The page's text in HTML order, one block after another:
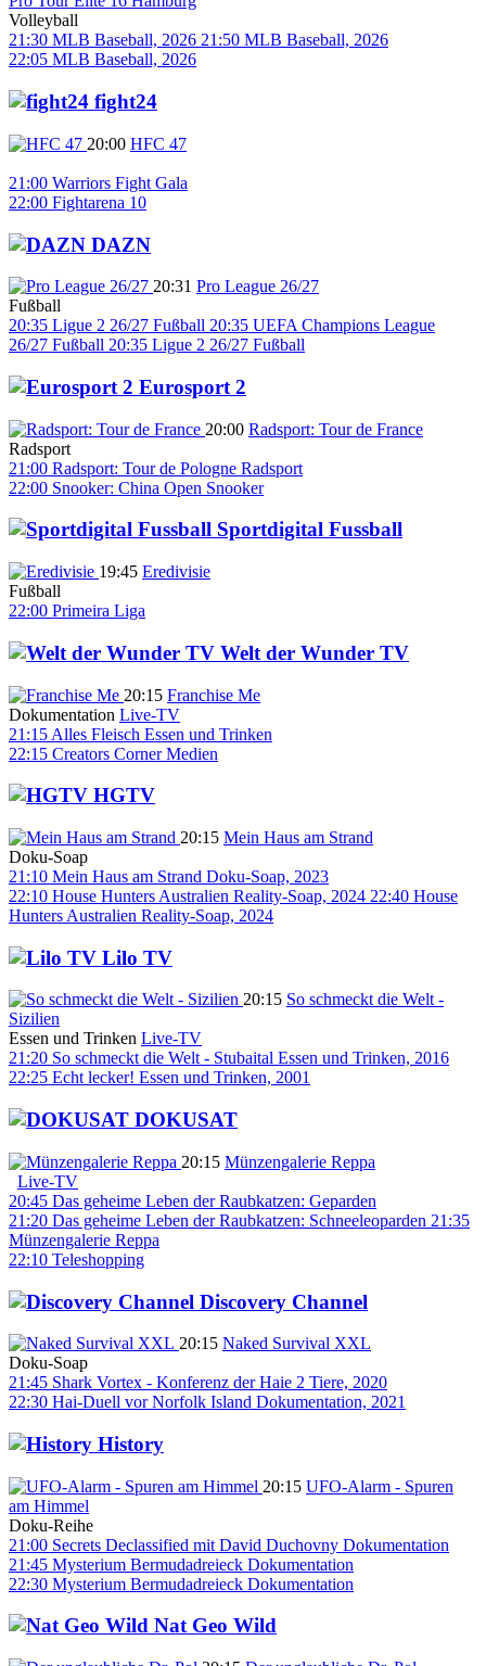
Volleyball
21:30 MLB Baseball, 2026 21:50 MLB Baseball, 2026
22:05 MLB Baseball, 2026
fight24
20:00 HFC 47
21:00 Warriors Fight Gala
22:00 Fightarena 10
DAZN
20:31 Pro League 26/27
Fußball
20:35 Ligue 2 26/27 Fußball 20:35 UEFA Champions League
26/27 Fußball 20:35 Ligue 2 26/27 Fußball
Eurosport 2
20:00 Radsport: Tour de France
Radsport
21:00 Radsport: Tour de Pologne Radsport
22:00 Snooker: China Open Snooker
Sportdigital Fussball
19:45 Eredivisie
Fußball
22:00 Primeira Liga
Welt der Wunder TV
20:15 Franchise Me
Dokumentation Live-TV
21:15 Alles Fleisch Essen und Trinken
22:15 Creators Corner Medien
HGTV
20:15 Mein Haus am Strand
Doku-Soap
21:10 Mein Haus am Strand Doku-Soap, 2023
22:10 House Hunters Australien Reality-Soap, 2024 22:40 House
Hunters Australien Reality-Soap, 2024
Lilo TV
20:15 So schmeckt die Welt -
Sizilien
Essen und Trinken Live-TV
21:20 So schmeckt die Welt - Stubaital Essen und Trinken, 2016
22:25 Echt lecker! Essen und Trinken, 2001
DOKUSAT
20:15 Münzengalerie Reppa
Live-TV
20:45 Das geheime Leben der Raubkatzen: Geparden
21:20 Das geheime Leben der Raubkatzen: Schneeleoparden 21:35
Münzengalerie Reppa
22:10 Teleshopping
Discovery Channel
20:15 Naked Survival XXL
Doku-Soap
21:45 Shark Vortex - Konferenz der Haie 2 Tiere, 2020
22:30 Hai-Duell vor Norfolk Island Dokumentation, 2021
History
20:15 UFO-Alarm - Spuren
am Himmel
Doku-Reihe
21:00 Secrets Declassified mit David Duchovny Dokumentation
21:45 Mysterium Bermudadreieck Dokumentation
22:30 Mysterium Bermudadreieck Dokumentation
Nat Geo Wild